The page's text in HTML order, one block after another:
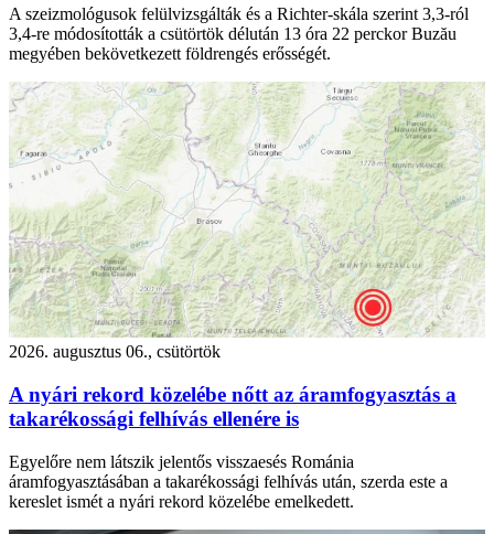
A szeizmológusok felülvizsgálták és a Richter-skála szerint 3,3-ról
3,4-re módosították a csütörtök délután 13 óra 22 perckor Buzău
megyében bekövetkezett földrengés erősségét.
2026. augusztus 06., csütörtök
A nyári rekord közelébe nőtt az áramfogyasztás a
takarékossági felhívás ellenére is
Egyelőre nem látszik jelentős visszaesés Románia
áramfogyasztásában a takarékossági felhívás után, szerda este a
kereslet ismét a nyári rekord közelébe emelkedett.